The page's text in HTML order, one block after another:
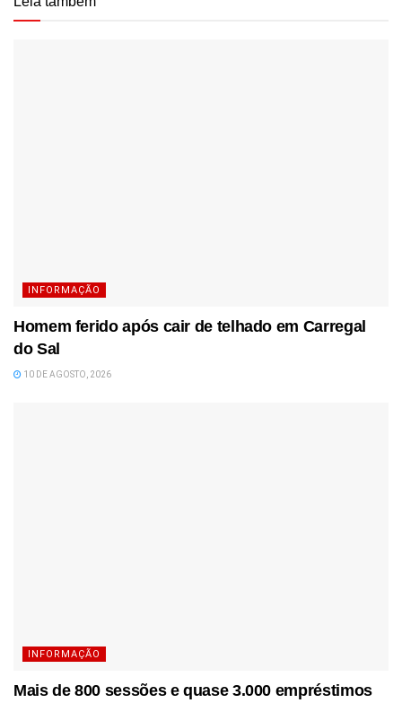
INFORMAÇÃO
Homem ferido após cair de telhado em Carregal
do Sal
10 DE AGOSTO, 2026
INFORMAÇÃO
Mais de 800 sessões e quase 3.000 empréstimos